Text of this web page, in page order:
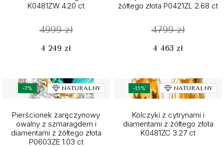
K0481ZW 4.20 ct
4999 zł
4 249 zł
żółtego złota P0421ZL 2.68 ct
4799 zł
4 463 zł
-7% NATURALNY
Pierścionek zaręczynowy
owalny z szmaragdem i
diamentami z żółtego złota
P0603ZE 1.03 ct
-15% NATURALNY
Kolczyki z cytrynami i
diamentami z żółtego złota
K0481ZC 3.27 ct